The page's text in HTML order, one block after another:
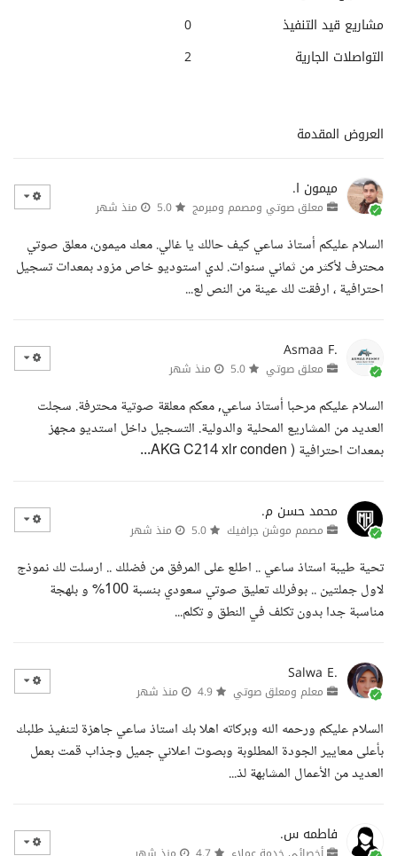
مشاريع قيد التنفيذ
0
التواصلات الجارية
2
العروض المقدمة
ميمون ا.
معلق صوتي ومصمم ومبرمج منذ شهر
السلام عليكم أستاذ ساعي كيف حالك يا غالي. معك ميمون، معلق صوتي
محترف لأكثر من ثماني سنوات. لدي استوديو خاص مزود بمعدات تسجيل
احترافية ، ارفقت لك عينة من النص لع...
Asmaa F.
معلق صوتي منذ شهر
السلام عليكم مرحبا أستاذ ساعي, معكم معلقة صوتية محترفة. سجلت
العديد من المشاريع المحلية والدولية. التسجيل داخل استديو مجهز
بمعدات احترافية ( AKG C214 xlr conden...
محمد حسن م.
مصمم موشن جرافيك منذ شهر
تحية طيبة استاذ ساعي .. اطلع على المرفق من فضلك .. ارسلت لك نموذج
لاول جملتين .. بوفرلك تعليق صوتي سعودي بنسبة 100% و بلهجة
مناسبة جدا بدون تكلف في النطق و تكلم...
Salwa E.
معلم ومعلق صوتي منذ شهر
السلام عليكم ورحمه الله وبركاته اهلا بك استاذ ساعي جاهزة لتنفيذ طلبك
بأعلى معايير الجودة المطلوبة وبصوت اعلاني جميل وجذاب قمت بعمل
العديد من الأعمال المشابهة لذ...
فاطمه س.